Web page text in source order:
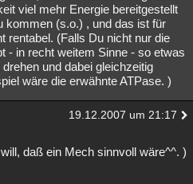
viel mehr Energie bereitgestellt
kommen (s.o.) , und das ist für
rentabel. (Falls Du nicht nur die
- in recht weitem Sinne - so etwas
und dabei gleichzeitig
wäre die erwähnte ATPase. )
19.12.2007 um 21:17
daß ein Mech sinnvoll wäre^^. )